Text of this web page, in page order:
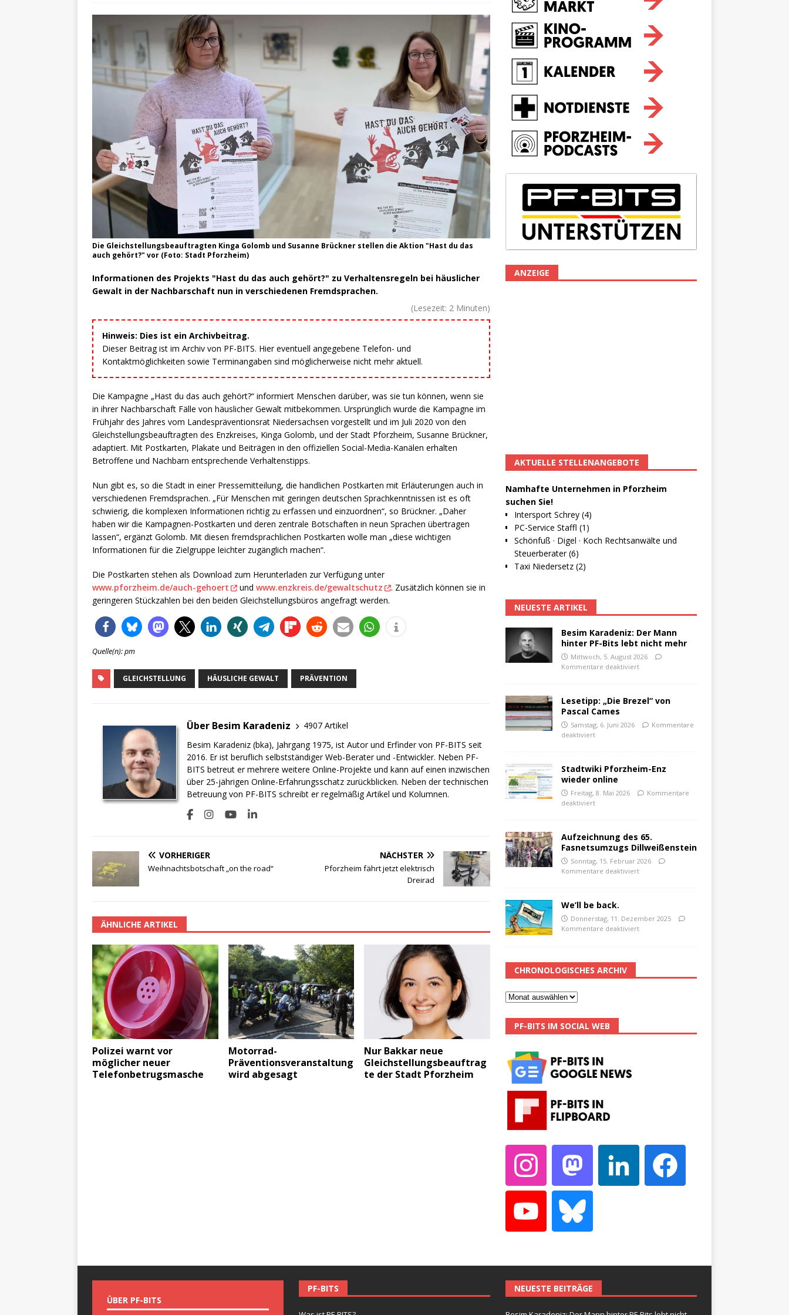
Die Gleichstellungsbeauftragten Kinga Golomb und Susanne Brückner stellen die Aktion "Hast du das
auch gehört?" vor (Foto: Stadt Pforzheim)
Informationen des Projekts "Hast du das auch gehört?" zu Verhaltensregeln bei häuslicher
Gewalt in der Nachbarschaft nun in verschiedenen Fremdsprachen.
(Lesezeit: 2 Minuten)
Hinweis: Dies ist ein Archivbeitrag.
Dieser Beitrag ist im Archiv von PF-BITS. Hier eventuell angegebene Telefon- und
Kontaktmöglichkeiten sowie Terminangaben sind möglicherweise nicht mehr aktuell.
Die Kampagne „Hast du das auch gehört?“ informiert Menschen darüber, was sie tun können, wenn sie
in ihrer Nachbarschaft Fälle von häuslicher Gewalt mitbekommen. Ursprünglich wurde die Kampagne im
Frühjahr des Jahres vom Landespräventionsrat Niedersachsen vorgestellt und im Juli 2020 von den
Gleichstellungsbeauftragten des Enzkreises, Kinga Golomb, und der Stadt Pforzheim, Susanne Brückner,
adaptiert. Mit Postkarten, Plakate und Beiträgen in den offiziellen Social-Media-Kanälen erhalten
Betroffene und Nachbarn entsprechende Verhaltenstipps.
Nun gibt es, so die Stadt in einer Pressemitteilung, die handlichen Postkarten mit Erläuterungen auch in
verschiedenen Fremdsprachen. „Für Menschen mit geringen deutschen Sprachkenntnissen ist es oft
schwierig, die komplexen Informationen richtig zu erfassen und einzuordnen“, so Brückner. „Daher
haben wir die Kampagnen-Postkarten und deren zentrale Botschaften in neun Sprachen übertragen
lassen“, ergänzt Golomb. Mit diesen fremdsprachlichen Postkarten wolle man „diese wichtigen
Informationen für die Zielgruppe leichter zugänglich machen“.
Die Postkarten stehen als Download zum Herunterladen zur Verfügung unter
www.pforzheim.de/auch-gehoert
und www.enzkreis.de/gewaltschutz
. Zusätzlich können sie in
geringeren Stückzahlen bei den beiden Gleichstellungsbüros angefragt werden.
Quelle(n): pm
GLEICHSTELLUNG HÄUSLICHE GEWALT PRÄVENTION
Über Besim Karadeniz
4907 Artikel
Besim Karadeniz (bka), Jahrgang 1975, ist Autor und Erfinder von PF-BITS seit
2016. Er ist beruflich selbstständiger Web-Berater und -Entwickler. Neben PF-
BITS betreut er mehrere weitere Online-Projekte und kann auf einen inzwischen
über 25-jährigen Online-Erfahrungsschatz zurückblicken. Neben der technischen
Betreuung von PF-BITS schreibt er regelmäßig Artikel und Kolumnen.
VORHERIGER
Weihnachtsbotschaft „on the road“
NÄCHSTER
Pforzheim fährt jetzt elektrisch
Dreirad
ÄHNLICHE ARTIKEL
Polizei warnt vor
möglicher neuer
Telefonbetrugsmasche
Motorrad-
Präventionsveranstaltung
wird abgesagt
Nur Bakkar neue
Gleichstellungsbeauftrag
te der Stadt Pforzheim
ANZEIGE
AKTUELLE STELLENANGEBOTE
Namhafte Unternehmen in Pforzheim
suchen Sie!
Intersport Schrey (4)
PC-Service Staffl (1)
Schönfuß · Digel · Koch Rechtsanwälte und
Steuerberater (6)
Taxi Niedersetz (2)
NEUESTE ARTIKEL
Besim Karadeniz: Der Mann
hinter PF-Bits lebt nicht mehr
Mittwoch, 5. August 2026
Kommentare deaktiviert
Lesetipp: „Die Brezel“ von
Pascal Cames
Samstag, 6. Juni 2026
Kommentare
deaktiviert
Stadtwiki Pforzheim-Enz
wieder online
Freitag, 8. Mai 2026
Kommentare
deaktiviert
Aufzeichnung des 65.
Fasnetsumzugs Dillweißenstein
Sonntag, 15. Februar 2026
Kommentare deaktiviert
We’ll be back.
Donnerstag, 11. Dezember 2025
Kommentare deaktiviert
CHRONOLOGISCHES ARCHIV
PF-BITS IM SOCIAL WEB
ÜBER PF-BITS
PF-BITS NEUESTE BEITRÄGE